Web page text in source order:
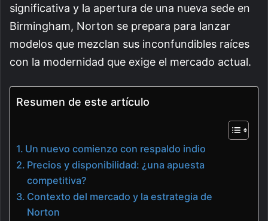
significativa y la apertura de una nueva sede en
Birmingham, Norton se prepara para lanzar
modelos que mezclan sus inconfundibles raíces
con la modernidad que exige el mercado actual.
Resumen de este artículo
Un nuevo comienzo con respaldo indio
Precios y disponibilidad: ¿una apuesta
competitiva?
Contexto del mercado y la estrategia de
Norton